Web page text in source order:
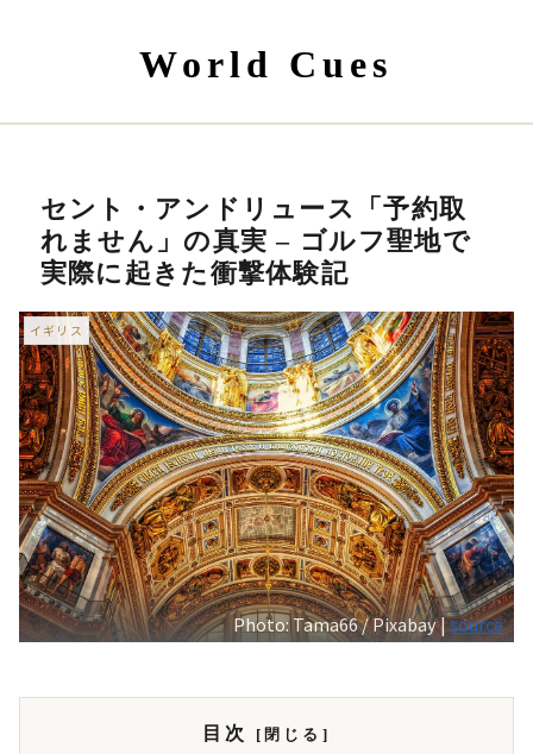
World Cues
セント・アンドリュース「予約取
れません」の真実 – ゴルフ聖地で
実際に起きた衝撃体験記
イギリス
Photo: Tama66 / Pixabay |source
目次